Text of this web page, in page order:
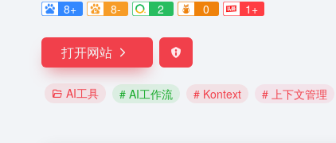
8+
8- 2 0 1+
打开网站
AI工具 # AI工作流 # Kontext # 上下文管理